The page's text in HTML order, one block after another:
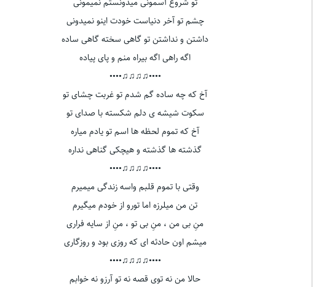
چشم تو آخر دنیاست خودت اینو نمیدونی
داشتن و نداشتن تو گاهی سخته گاهی ساده
اگه راهی اگه بیراه منم و پای پیاده
••••♫♫♫♫••••
آخ که چه ساده گم شدم تو غربت چشای تو
سکوت شیشه ی دلم شکسته با صدای تو
آخ که تموم لحظه ها اسم تو یادم میاره
گذشته ها گذشته و هیچکی گناهی نداره
••••♫♫♫♫••••
وقتی با تموم قلبم واسه زندگی میمیرم
تن من میلرزه اما تورو از خودم میگیرم
منِ بی من ، منِ بی تو ، منِ از سایه فراری
میشم اون حادثه ای که روزی بود و روزگاری
••••♫♫♫♫••••
حالا من نه توی قصه نه تو آرزو نه خوابم